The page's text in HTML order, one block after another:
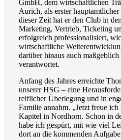
GmbH, dem wirtschaftlichen
Aurich, als erster
dieser Zeit hat er den Club in
Marketing, Vertrieb, Ticketing
erfolgreich professionalisiert,
wirtschaftliche
darüber hinaus auch
verantwortet.
Anfang des Jahres erreichte
unserer HSG – eine
reiflicher Überlegung und in
Familie annahm. „Jetzt freue
Kapitel in Nordhorn. Schon in
habe ich gespürt, mit wie viel
dort an die kommenden